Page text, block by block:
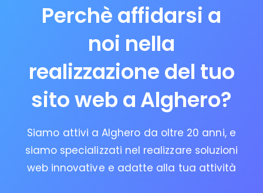
Perchè affidarsi a
noi nella
realizzazione del tuo
sito web a Alghero?
Siamo attivi a Alghero da oltre 20 anni, e
siamo specializzati nel realizzare soluzioni
web innovative e adatte alla tua attività